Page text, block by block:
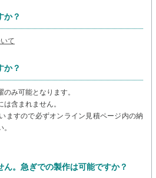
か？
て
か？
み可能となります。
含まれません。
ますので必ずオンライン見積ページ内の納
ん。急ぎでの製作は可能ですか？